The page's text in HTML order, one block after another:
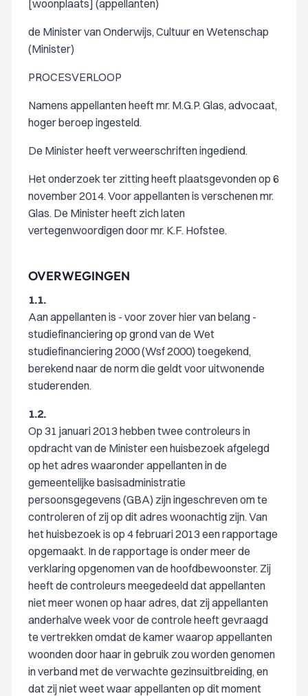
[woonplaats] (appellanten)
de Minister van Onderwijs, Cultuur en Wetenschap
(Minister)
PROCESVERLOOP
Namens appellanten heeft mr. M.G.P. Glas, advocaat,
hoger beroep ingesteld.
De Minister heeft verweerschriften ingediend.
Het onderzoek ter zitting heeft plaatsgevonden op 6
november 2014. Voor appellanten is verschenen mr.
Glas. De Minister heeft zich laten
vertegenwoordigen door mr. K.F. Hofstee.
OVERWEGINGEN
1.1.
Aan appellanten is - voor zover hier van belang -
studiefinanciering op grond van de Wet
studiefinanciering 2000 (Wsf 2000) toegekend,
berekend naar de norm die geldt voor uitwonende
studerenden.
1.2.
Op 31 januari 2013 hebben twee controleurs in
opdracht van de Minister een huisbezoek afgelegd
op het adres waaronder appellanten in de
gemeentelijke basisadministratie
persoonsgegevens (GBA) zijn ingeschreven om te
controleren of zij op dit adres woonachtig zijn. Van
het huisbezoek is op 4 februari 2013 een rapportage
opgemaakt. In de rapportage is onder meer de
verklaring opgenomen van de hoofdbewoonster. Zij
heeft de controleurs meegedeeld dat appellanten
niet meer wonen op haar adres, dat zij appellanten
anderhalve week voor de controle heeft gevraagd
te vertrekken omdat de kamer waarop appellanten
woonden door haar in gebruik zou worden genomen
in verband met de verwachte gezinsuitbreiding, en
dat zij niet weet waar appellanten op dit moment